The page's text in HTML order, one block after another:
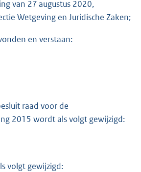
van 27 augustus 2020,
Wetgeving en Juridische Zaken;
en verstaan:
raad voor de
2015 wordt als volgt gewijzigd:
volgt gewijzigd: